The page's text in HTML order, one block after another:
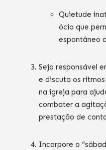
Quietude
ócio que
espontâneo
Seja responsável
e discuta os
na igreja para
combater a
prestação de
Incorpore o